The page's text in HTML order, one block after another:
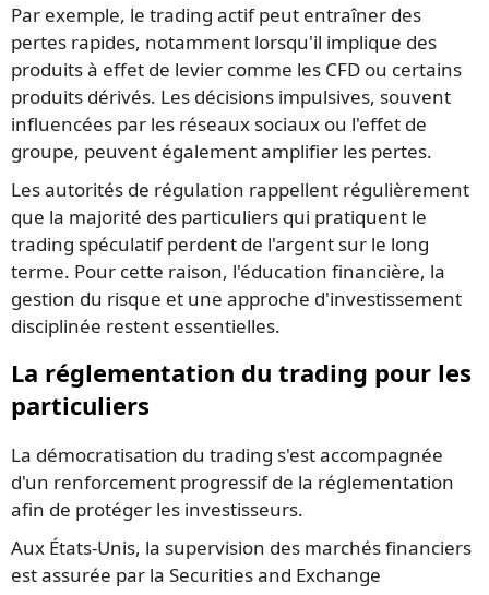
Par exemple, le trading actif peut entraîner des
pertes rapides, notamment lorsqu'il implique des
produits à effet de levier comme les CFD ou certains
produits dérivés. Les décisions impulsives, souvent
influencées par les réseaux sociaux ou l'effet de
groupe, peuvent également amplifier les pertes.
Les autorités de régulation rappellent régulièrement
que la majorité des particuliers qui pratiquent le
trading spéculatif perdent de l'argent sur le long
terme. Pour cette raison, l'éducation financière, la
gestion du risque et une approche d'investissement
disciplinée restent essentielles.
La réglementation du trading pour les
particuliers
La démocratisation du trading s'est accompagnée
d'un renforcement progressif de la réglementation
afin de protéger les investisseurs.
Aux États-Unis, la supervision des marchés financiers
est assurée par la Securities and Exchange